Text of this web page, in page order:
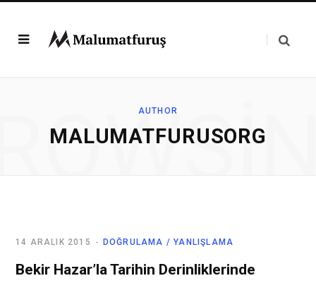
AUTHOR
MALUMATFURUSORG
DOĞRULAMA / YANLIŞLAMA
14 ARALIK 2015
Bekir Hazar’la Tarihin Derinliklerinde